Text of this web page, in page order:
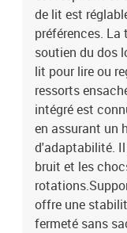
de lit est
préférences.
soutien du dos
lit pour lire ou
ressorts
intégré est
en assurant un
d'adaptabilité.
bruit et les
offre une
fermeté sans